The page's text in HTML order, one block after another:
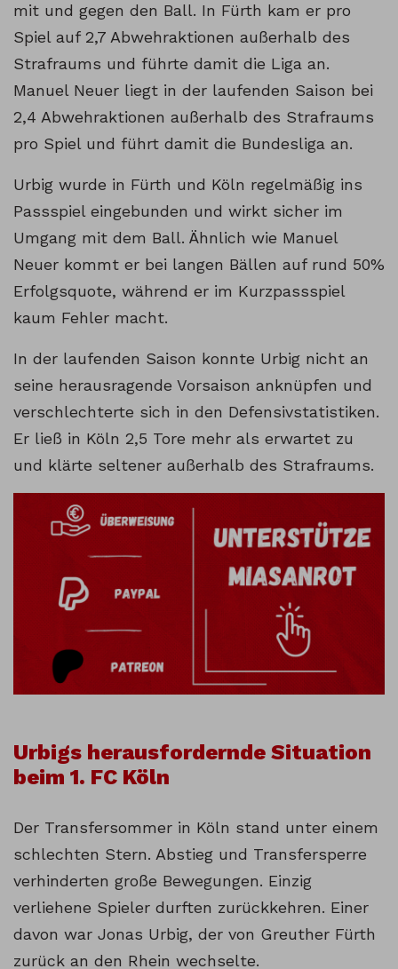
mit und gegen den Ball. In Fürth kam er pro
Spiel auf 2,7 Abwehraktionen außerhalb des
Strafraums und führte damit die Liga an.
Manuel Neuer liegt in der laufenden Saison bei
2,4 Abwehraktionen außerhalb des Strafraums
pro Spiel und führt damit die Bundesliga an.
Urbig wurde in Fürth und Köln regelmäßig ins
Passspiel eingebunden und wirkt sicher im
Umgang mit dem Ball. Ähnlich wie Manuel
Neuer kommt er bei langen Bällen auf rund 50%
Erfolgsquote, während er im Kurzpassspiel
kaum Fehler macht.
In der laufenden Saison konnte Urbig nicht an
seine herausragende Vorsaison anknüpfen und
verschlechterte sich in den Defensivstatistiken.
Er ließ in Köln 2,5 Tore mehr als erwartet zu
und klärte seltener außerhalb des Strafraums.
Urbigs herausfordernde Situation
beim 1. FC Köln
Der Transfersommer in Köln stand unter einem
schlechten Stern. Abstieg und Transfersperre
verhinderten große Bewegungen. Einzig
verliehene Spieler durften zurückkehren. Einer
davon war Jonas Urbig, der von Greuther Fürth
zurück an den Rhein wechselte.